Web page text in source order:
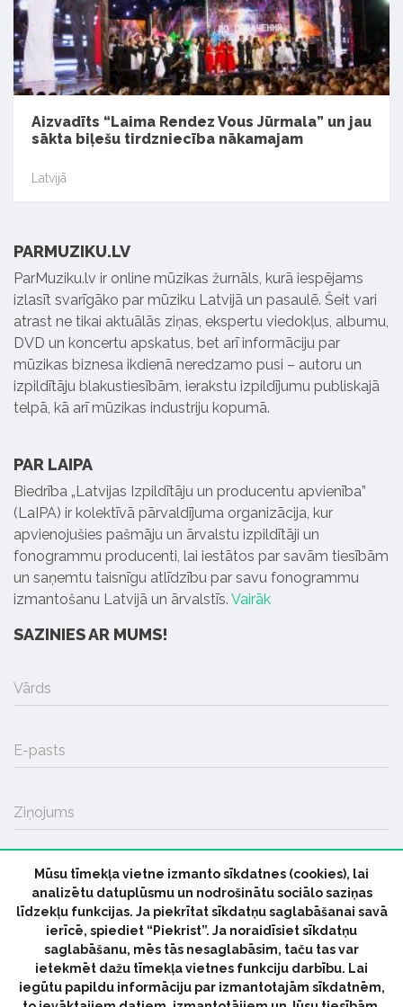
Aizvadīts “Laima Rendez Vous Jūrmala” un jau
sākta biļešu tirdzniecība nākamajam
Latvijā
PARMUZIKU.LV
ParMuziku.lv ir online mūzikas žurnāls, kurā iespējams
izlasīt svarīgāko par mūziku Latvijā un pasaulē. Šeit vari
atrast ne tikai aktuālās ziņas, ekspertu viedokļus, albumu,
DVD un koncertu apskatus, bet arī informāciju par
mūzikas biznesa ikdienā neredzamo pusi – autoru un
izpildītāju blakustiesībām, ierakstu izpildījumu publiskajā
telpā, kā arī mūzikas industriju kopumā.
PAR LAIPA
Biedrība „Latvijas Izpildītāju un producentu apvienība”
(LaIPA) ir kolektīvā pārvaldījuma organizācija, kur
apvienojušies pašmāju un ārvalstu izpildītāji un
fonogrammu producenti, lai iestātos par savām tiesībām
un saņemtu taisnīgu atlīdzību par savu fonogrammu
izmantošanu Latvijā un ārvalstīs. Vairāk
SAZINIES AR MUMS!
Vārds
E-pasts
Ziņojums
SŪTĪT
© 2026 parmuziku.lv, visas tiesības paturētas
Mūsu tīmekļa vietne izmanto sīkdatnes (cookies), lai
analizētu datuplūsmu un nodrošinātu sociālo saziņas
līdzekļu funkcijas. Ja piekrītat sīkdatņu saglabāšanai savā
ierīcē, spiediet “Piekrist”. Ja noraidīsiet sīkdatņu
saglabāšanu, mēs tās nesaglabāsim, taču tas var
ietekmēt dažu tīmekļa vietnes funkciju darbību. Lai
iegūtu papildu informāciju par izmantotajām sīkdatnēm,